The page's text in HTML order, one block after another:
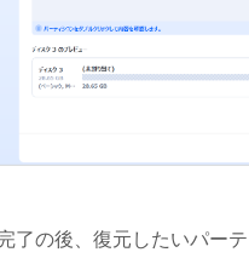
了の後、復元したいパー